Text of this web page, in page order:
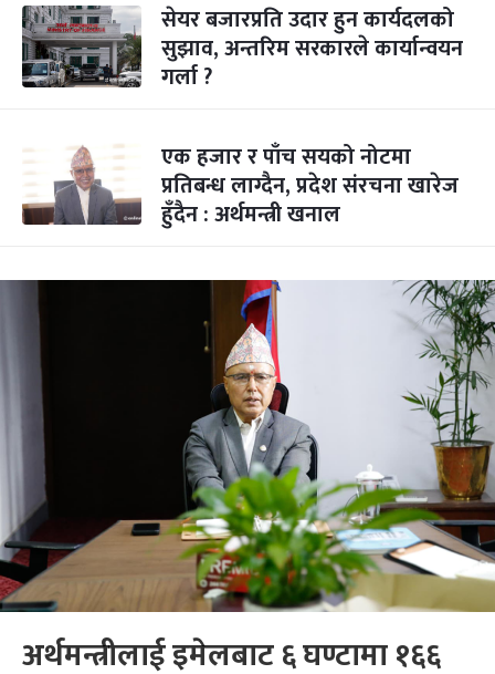
सेयर बजारप्रति उदार हुन कार्यदलको
सुझाव, अन्तरिम सरकारले कार्यान्वयन
गर्ला ?
एक हजार र पाँच सयको नोटमा
प्रतिबन्ध लाग्दैन, प्रदेश संरचना खारेज
हुँदैन : अर्थमन्त्री खनाल
अर्थमन्त्रीलाई इमेलबाट ६ घण्टामा १६६